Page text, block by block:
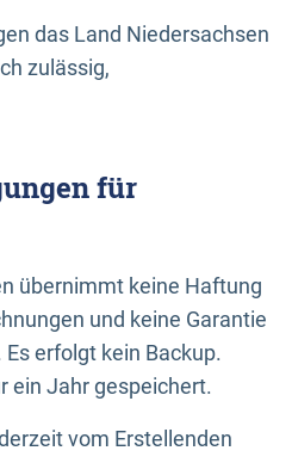
das Land Niedersachsen
zulässig,
für
übernimmt keine Haftung
und keine Garantie
erfolgt kein Backup.
ein Jahr gespeichert.
vom Erstellenden